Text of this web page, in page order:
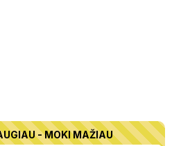
- MOKI MAŽIAU